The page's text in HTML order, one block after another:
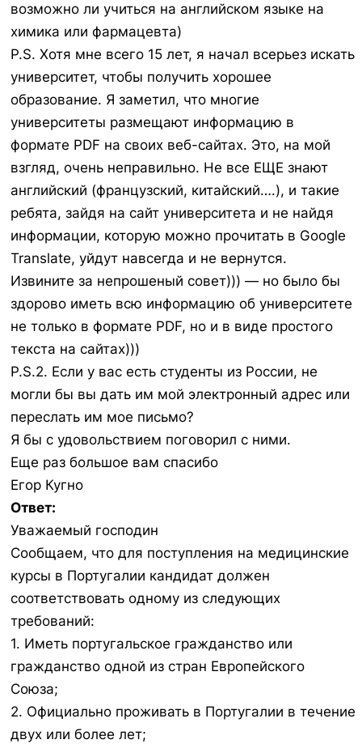
возможно ли учиться на английском языке на
химика или фармацевта)
P.S. Хотя мне всего 15 лет, я начал всерьез искать
университет, чтобы получить хорошее
образование. Я заметил, что многие
университеты размещают информацию в
формате PDF на своих веб-сайтах. Это, на мой
взгляд, очень неправильно. Не все ЕЩЕ знают
английский (французский, китайский….), и такие
ребята, зайдя на сайт университета и не найдя
информации, которую можно прочитать в Google
Translate, уйдут навсегда и не вернутся.
Извините за непрошеный совет))) — но было бы
здорово иметь всю информацию об университете
не только в формате PDF, но и в виде простого
текста на сайтах)))
P.S.2. Если у вас есть студенты из России, не
могли бы вы дать им мой электронный адрес или
переслать им мое письмо?
Я бы с удовольствием поговорил с ними.
Еще раз большое вам спасибо
Егор Кугно
Ответ:
Уважаемый господин
Сообщаем, что для поступления на медицинские
курсы в Португалии кандидат должен
соответствовать одному из следующих
требований:
1. Иметь португальское гражданство или
гражданство одной из стран Европейского
Союза;
2. Официально проживать в Португалии в течение
двух или более лет;